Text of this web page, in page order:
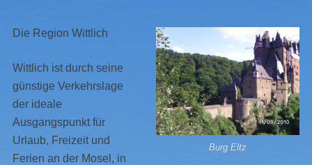
Burg Eltz
Die Region Wittlich
Wittlich ist durch seine
günstige Verkehrslage
der ideale
Ausgangspunkt für
Urlaub, Freizeit und
Ferien an der Mosel, in